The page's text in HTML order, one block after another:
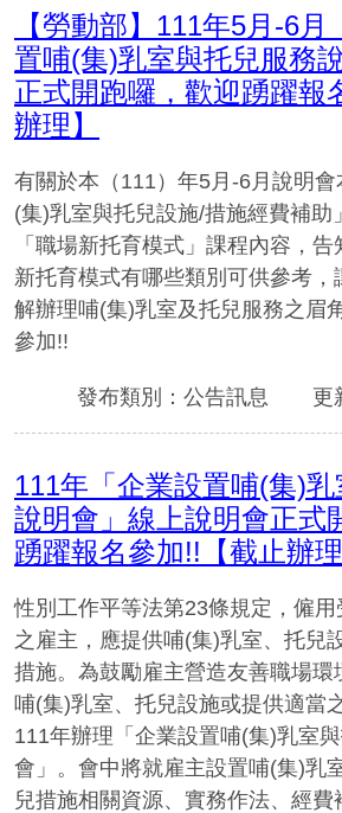
【勞動部】111年5月-6
置哺(集)乳室與托兒服務
正式開跑囉，歡迎踴躍報
辦理】
有關於本（111）年5月-6月說明
(集)乳室與托兒設施/措施經費補助
「職場新托育模式」課程內容，
新托育模式有哪些類別可供參考，
解辦理哺(集)乳室及托兒服務之眉
參加!!
發布類別：公告訊息 更
111年「企業設置哺(集)
說明會」線上說明會正式
踴躍報名參加!!【截止辦理
性別工作平等法第23條規定，僱
之雇主，應提供哺(集)乳室、托兒
措施。為鼓勵雇主營造友善職場環
哺(集)乳室、托兒設施或提供適當
111年辦理「企業設置哺(集)乳室
會」。會中將就雇主設置哺(集)乳
兒措施相關資源、實務作法、經費